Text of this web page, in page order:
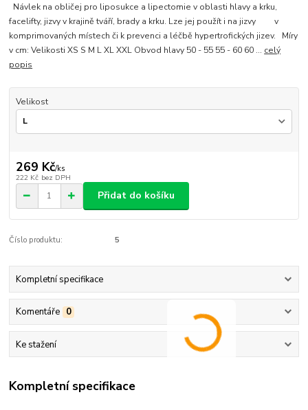
Návlek na obličej pro liposukce a lipectomie v oblasti hlavy a krku,
facelifty, jizvy v krajině tváří, brady a krku. Lze jej použít i na jizvy v
komprimovaných místech či k prevenci a léčbě hypertrofických jizev. Míry
v cm: Velikosti XS S M L XL XXL Obvod hlavy 50 - 55 55 - 60 60 ... celý
popis
Velikost
269 Kč/ks
222 Kč bez DPH
Přidat do košíku
Číslo produktu: 5
Kompletní specifikace
Komentáře 0
Ke stažení
Kompletní specifikace